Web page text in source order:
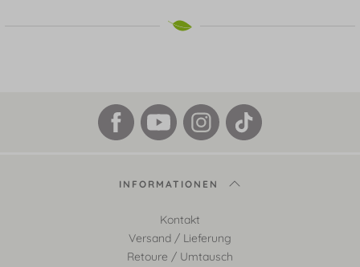
INFORMATIONEN
Kontakt
Versand / Lieferung
Retoure / Umtausch